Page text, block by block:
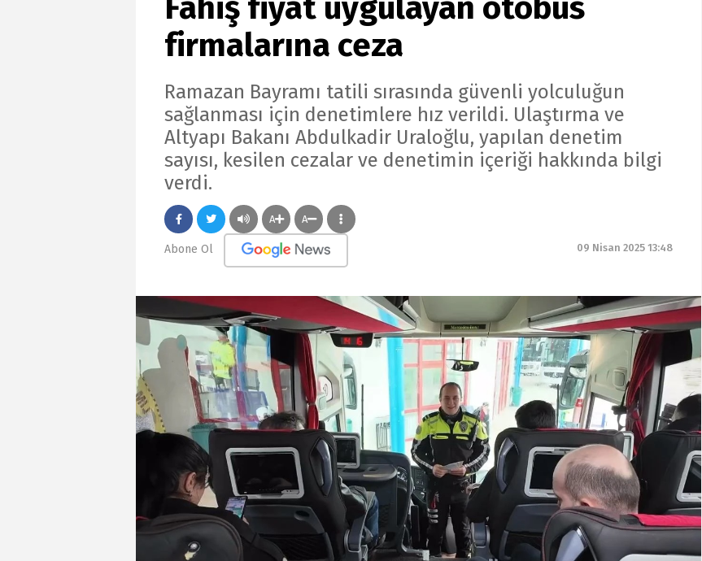
Fahiş fiyat uygulayan otobüs
firmalarına ceza
Ramazan Bayramı tatili sırasında güvenli yolculuğun
sağlanması için denetimlere hız verildi. Ulaştırma ve
Altyapı Bakanı Abdulkadir Uraloğlu, yapılan denetim
sayısı, kesilen cezalar ve denetimin içeriği hakkında bilgi
verdi.
A A
Abone Ol 09 Nisan 2025 13:48